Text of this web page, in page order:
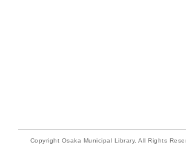
Copyright Osaka Municipal Library. All Rights